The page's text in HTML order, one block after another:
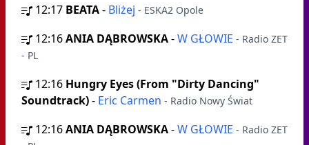
12:17 BEATA- Bliżej - ESKA2 Opole
12:16ANIA DĄBROWSKA-W GŁOWIE - Radio ZET
- PL
12:16 Hungry Eyes (From "Dirty Dancing"
Soundtrack)- Eric Carmen - Radio Nowy Świat
12:16ANIA DĄBROWSKA-W GŁOWIE - Radio ZET